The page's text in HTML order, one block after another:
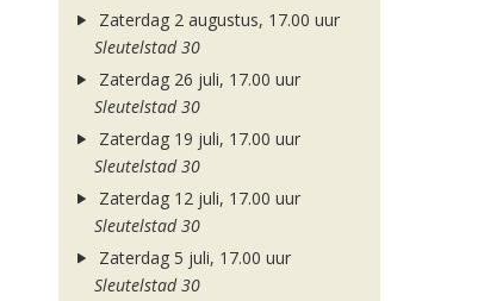
Zaterdag 2 augustus, 17.00 uur
Sleutelstad 30
Zaterdag 26 juli, 17.00 uur
Sleutelstad 30
Zaterdag 19 juli, 17.00 uur
Sleutelstad 30
Zaterdag 12 juli, 17.00 uur
Sleutelstad 30
Zaterdag 5 juli, 17.00 uur
Sleutelstad 30